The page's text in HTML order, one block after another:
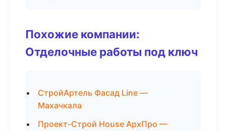
Похожие компании:
Отделочные работы под ключ
СтройАртель Фасад Line —
Махачкала
Проект-Строй House АрхПро —